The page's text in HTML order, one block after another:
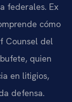
federales. Ex
cómo
Counsel del
quien
en litigios,
defensa.